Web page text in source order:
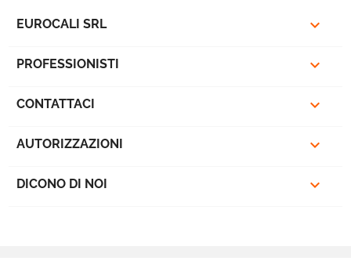
EUROCALI SRL 
PROFESSIONISTI 
CONTATTACI 
AUTORIZZAZIONI 
DICONO DI NOI 